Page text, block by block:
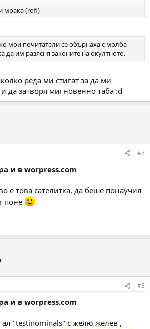
мрака (rofl)
мои почитатели се обърнаха с молба
да им разясня законите на окултното.
реда ми стигат за да ми
да затворя мигновенно таба :d
#7
и в worpress.com
е това сателитка, да беше понаучил
поне
#8
и в worpress.com
"testinominals" с желю желев ,